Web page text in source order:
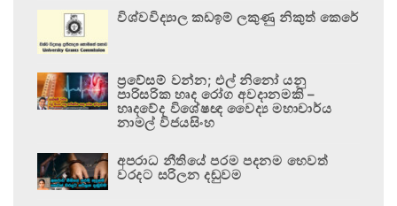
විශ්වවිද්‍යාල කඩඉම් ලකුණු නිකුත් කෙරේ
ප්‍රවේසම් වන්න; එල් නිනෝ යනු
පාරිසරික හෘද රෝග අවදානමකි –
හෘදවේද විශේෂඥ වෛද්‍ය මහාචාර්ය
නාමල් විජයසිංහ
අපරාධ නීතියේ පරම පදනම හෙවත්
වරදට සරිලන දඬුවම